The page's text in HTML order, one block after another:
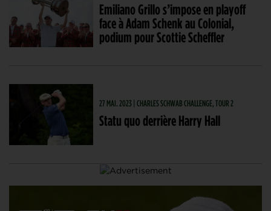
Emiliano Grillo s’impose en playoff
face à Adam Schenk au Colonial,
podium pour Scottie Scheffler
27 MAI. 2023 | CHARLES SCHWAB CHALLENGE, TOUR 2
Statu quo derrière Harry Hall